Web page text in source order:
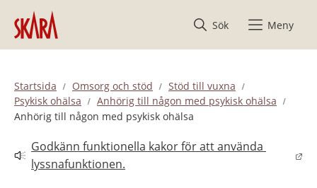
Hoppa till innehåll
Sök
Meny
Startsida Omsorg och stöd
Stöd till vuxna
Psykisk ohälsa
Anhörig till någon med psykisk ohälsa
Anhörig till någon med psykisk ohälsa
Godkänn funktionella kakor för att använda
lyssnafunktionen.
Länk till annan webbplats.